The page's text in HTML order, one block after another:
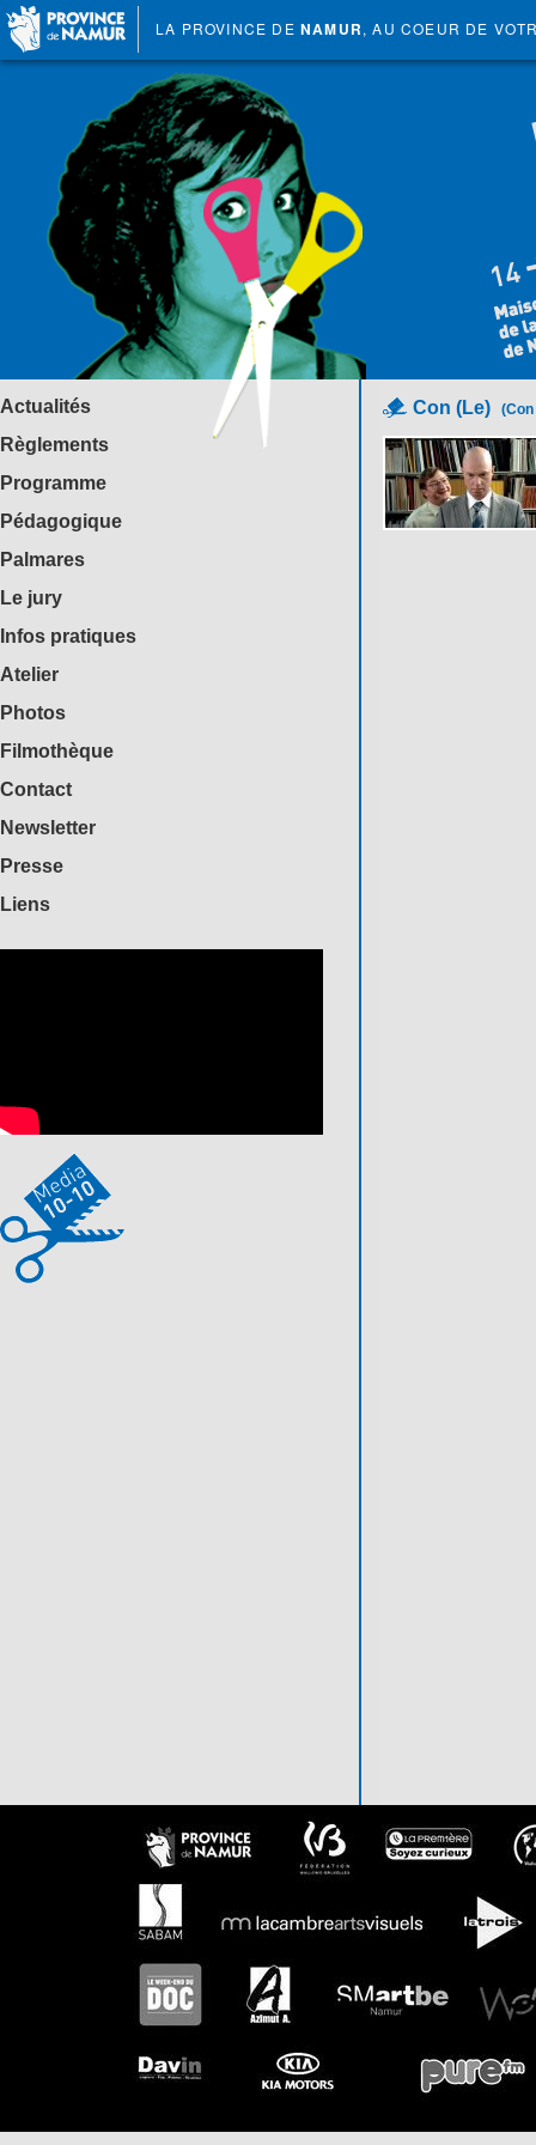
LA PROVINCE DE NAMUR, AU COEUR DE
Actualités
Règlements
Programme
Pédagogique
Palmares
Le jury
Infos pratiques
Atelier
Photos
Filmothèque
Contact
Newsletter
Presse
Liens
Con (Le)